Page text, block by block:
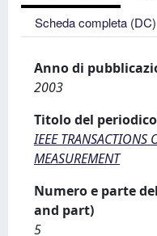
Scheda completa (DC)
Anno di
2003
Titolo del
IEEE TRANSACTIONS
MEASUREMENT
Numero e parte
and part)
5